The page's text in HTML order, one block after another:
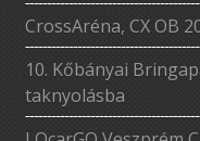
CrossAréna, CX OB
10. Kőbányai
taknyolásba